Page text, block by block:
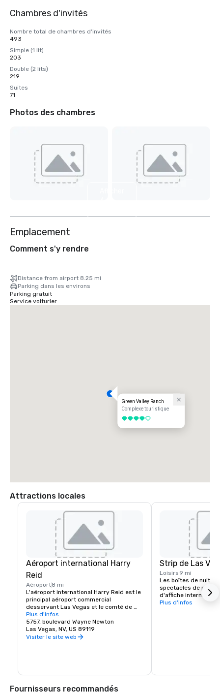
Chambres d'invités
Nombre total de chambres d'invités
493
Simple (1 lit)
203
Double (2 lits)
219
Suites
71
Photos des chambres
Emplacement
Comment s'y rendre
Distance from airport 8.25 mi
Parking dans les environs
Parking gratuit
Service voiturier
Green Valley Ranch
Complexe touristique
4 sur 5
Attractions locales
Aéroport international Harry
Reid
Aéroport8 mi
L'aéroport international Harry Reid est le
principal aéroport commercial
desservant Las Vegas et le comté de
Clark, dans le Nevada, aux États-Unis.
L'aéroport se trouve à 8 km au sud du
centre-ville de Las Vegas, dans la zone
non incorporée de Paradise, dans le
Plus d'infos
5757, boulevard Wayne Newton
Las Vegas, NV, US 89119
Visiter le site web
Strip de Las
Loisirs 9 mi
Les boîtes de nuit,
spectacles de
d'affiche
scène du
Plus d'infos
Fournisseurs recommandés